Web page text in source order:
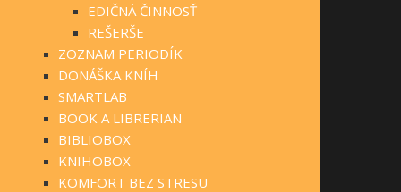
EDIČNÁ ČINNOSŤ
REŠERŠE
ZOZNAM PERIODÍK
DONÁŠKA KNÍH
SMARTLAB
BOOK A LIBRERIAN
BIBLIOBOX
KNIHOBOX
KOMFORT BEZ STRESU